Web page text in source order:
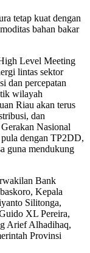
tetap kuat dengan
bahan bakar
Level Meeting
lintas sektor
dan percepatan
wilayah
Riau akan terus
dan
Nasional
dengan TP2DD,
guna mendukung
Bank
Kepala
Silitonga,
XL Pereira,
Arief Alhadihaq,
Provinsi